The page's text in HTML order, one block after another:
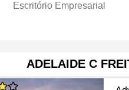
Escritório Empresarial
ADELAIDE C